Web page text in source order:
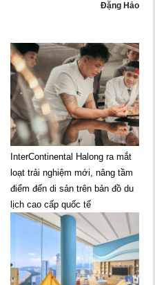
Đặng Hảo
InterContinental Halong ra mắt
loạt trải nghiệm mới, nâng tầm
điểm đến di sản trên bản đồ du
lịch cao cấp quốc tế